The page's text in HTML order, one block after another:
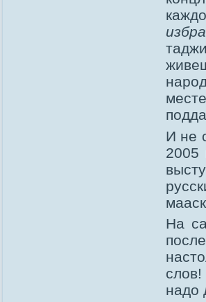
И не
2005
На
надо